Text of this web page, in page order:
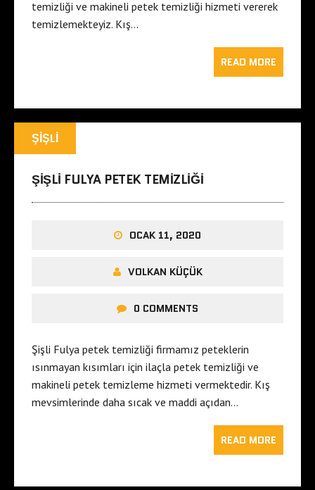
temizliği ve makineli petek temizliği hizmeti vererek
temizlemekteyiz. Kış…
READ MORE
ŞIŞLI
ŞIŞLI FULYA PETEK TEMIZLIĞI
OCAK 11, 2020
VOLKAN KÜÇÜK
0 COMMENTS
Şişli Fulya petek temizliği firmamız peteklerin
ısınmayan kısımları için ilaçla petek temizliği ve
makineli petek temizleme hizmeti vermektedir. Kış
mevsimlerinde daha sıcak ve maddi açıdan…
READ MORE